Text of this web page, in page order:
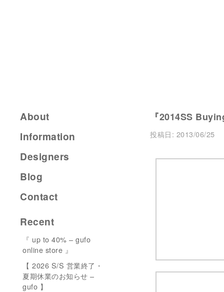
『2014SS
投稿日: 2013/06/25
About
Information
Designers
Blog
Contact
Recent
『 up to 40% – gufo
online store 』
【 2026 S/S 営業終了・
夏期休業のお知らせ –
gufo 】